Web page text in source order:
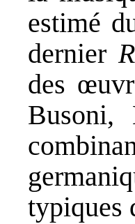
estimé
dernier
des
Busoni,
typiques